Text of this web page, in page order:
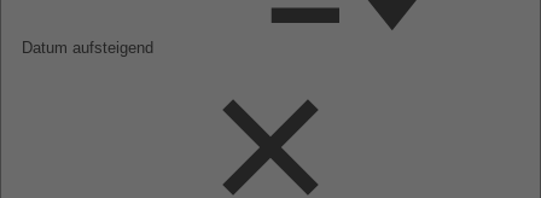
Datum aufsteigend